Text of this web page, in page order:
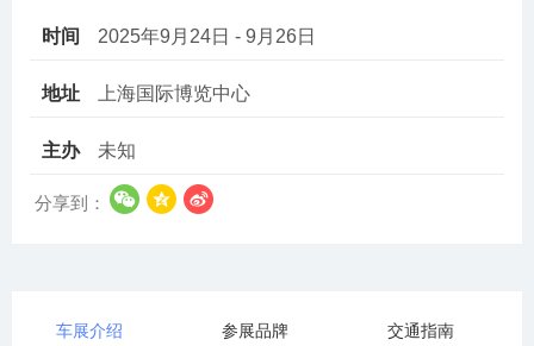
时间 2025年9月24日 - 9月26日
地址 上海国际博览中心
主办 未知
分享到：
车展介绍 参展品牌 交通指南